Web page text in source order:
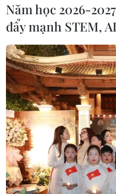
Lọc dầu Dung
xanh thân thiện
Năm học 2026-
đẩy mạnh STEM,